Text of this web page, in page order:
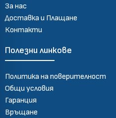
За нас
Доставка и Плащане
Контакти
Полезни линкове
Политика на поверителност
Общи условия
Гаранция
Връщане